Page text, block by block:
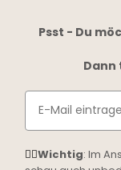
Psst - Du
Dann
Email
☝🏼Wichtig: Im